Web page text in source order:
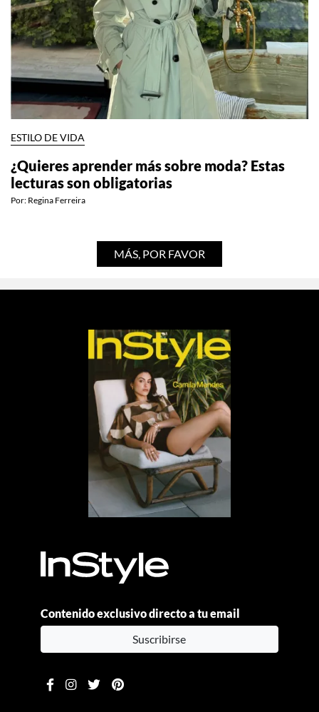
ESTILO DE VIDA
¿Quieres aprender más sobre moda? Estas
lecturas son obligatorias
Por: Regina Ferreira
MÁS, POR FAVOR
Contenido exclusivo directo a tu email
Suscribirse